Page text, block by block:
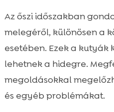
Az őszi időszakban
melegéről, különösen a
esetében. Ezek a kutyák
lehetnek a hidegre.
megoldásokkal
és egyéb problémákat.